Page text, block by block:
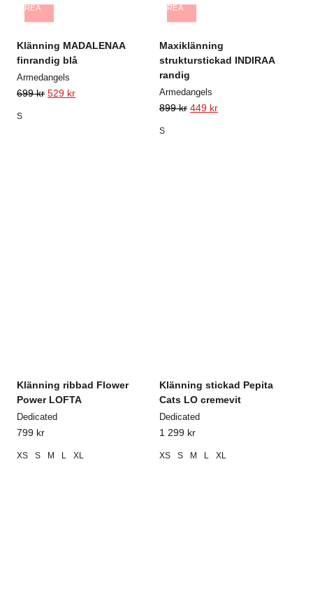
REA
Klänning MADALENAA
finrandig blå
Armedangels
699kr 529 kr
S
REA
Maxiklänning
strukturstickad INDIRAA
randig
Armedangels
899kr 449 kr
S
Klänning ribbad Flower
Power LOFTA
Dedicated
799 kr
XS S M L XL
Klänning stickad Pepita
Cats LO cremevit
Dedicated
1 299 kr
XS S M L XL